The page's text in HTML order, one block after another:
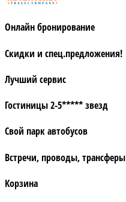
Онлайн бронирование
Скидки и спец.предложения!
Лучший сервис
Гостиницы 2-5***** звезд
Свой парк автобусов
Встречи, проводы, трансферы
Корзина